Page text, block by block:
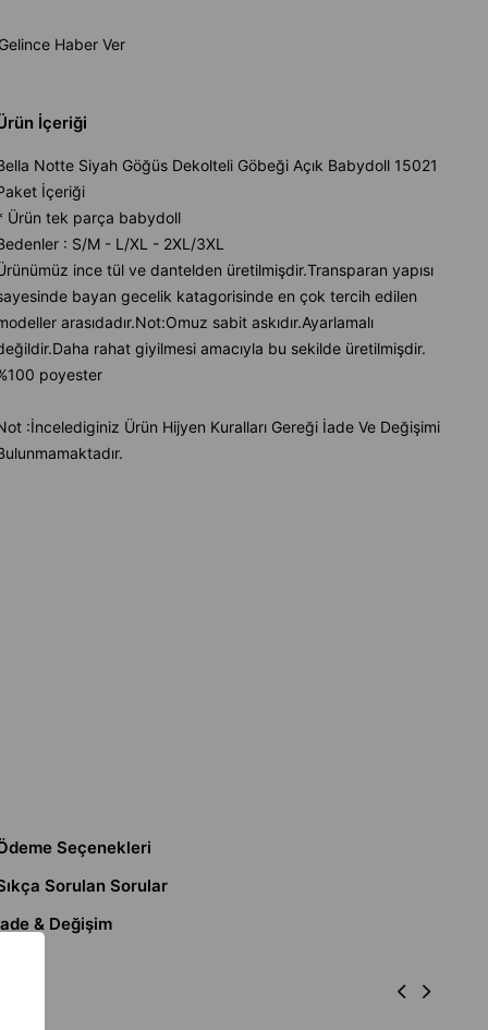
Gelince Haber Ver
İçeriği
Notte Siyah Göğüs Dekolteli Göbeği Açık Babydoll 15021
İçeriği
Ürün tek parça babydoll
: S/M - L/XL - 2XL/3XL
ince tül ve dantelden üretilmişdir.Transparan yapısı
bayan gecelik katagorisinde en çok tercih edilen
arasıdadır.Not:Omuz sabit askıdır.Ayarlamalı
rahat giyilmesi amacıyla bu sekilde üretilmişdir.
poyester
:İncelediginiz Ürün Hijyen Kuralları Gereği İade Ve Değişimi
Seçenekleri
Sorulan Sorular
& Değişim